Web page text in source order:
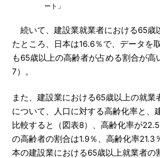
ート」
続いて、建設業就業者における65歳
たところ、日本は16.6％で、データを
も65歳以上の高齢者が占める割合が
7）。
また、建設業における65歳以上の就業
について、人口に対する高齢化率と、
比較すると（図表8）、高齢化率が
の高齢者の割合は1.9％、高齢化率21.3
本の建設業における65歳以上就業者の